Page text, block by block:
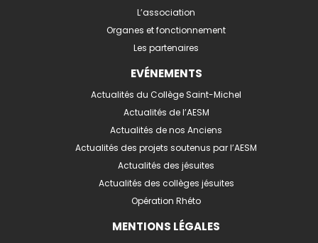
L’association
Organes et fonctionnement
Les partenaires
EVÉNEMENTS
Actualités du Collège Saint-Michel
Actualités de l’AESM
Actualités de nos Anciens
Actualités des projets soutenus par l’AESM
Actualités des jésuites
Actualités des collèges jésuites
Opération Rhéto
MENTIONS LÉGALES